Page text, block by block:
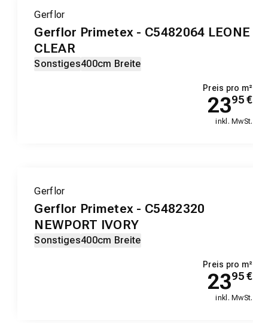
Gerflor
Gerflor Primetex - C5482064 LEONE
CLEAR
Sonstiges400cm Breite
Preis pro m²
2395€
inkl. MwSt.
Gerflor
Gerflor Primetex - C5482320
NEWPORT IVORY
Sonstiges400cm Breite
Preis pro m²
2395€
inkl. MwSt.